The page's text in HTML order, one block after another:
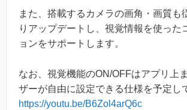
また、搭載するカメラの画角・画質も
りアップデートし、視覚情報を使った
ョンをサポートします。
なお、視覚機能のON/OFFはアプリ上
ザーが自由に設定できる仕様を予定し
https://youtu.be/B6Zol4arQ6c